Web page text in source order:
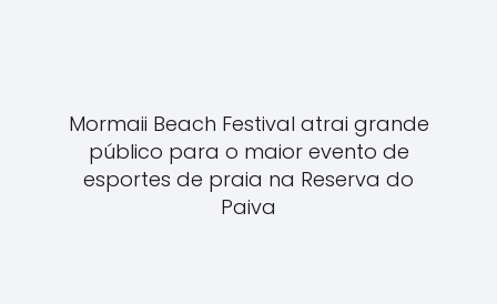
Mormaii Beach Festival atrai grande
público para o maior evento de
esportes de praia na Reserva do
Paiva